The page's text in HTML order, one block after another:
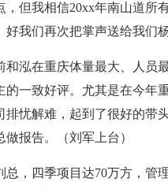
，但我相信20xx年南山道所
我们再次把掌声送给我们
和泓在重庆体量最大、人员
的一致好评。尤其是在今年
排忧解难，起到了很好的带
报告。（刘军上台）
总，四季项目达70万方，管